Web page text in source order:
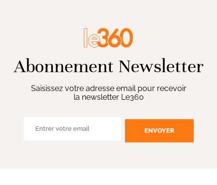
Abonnement Newsletter
Saisissez votre adresse email pour recevoir
la newsletter Le360
ENVOYER